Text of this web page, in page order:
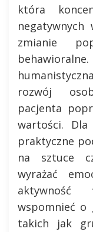
która
negatywnych
zmianie
rozwój
pacjenta
wartości.
praktyczne
na sztuce
wyrażać
aktywność
wspomnieć o
takich jak